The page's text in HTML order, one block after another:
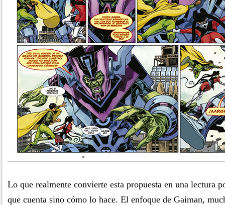
Lo que realmente convierte esta propuesta en una lectura
que cuenta sino cómo lo hace. El enfoque de Gaiman,